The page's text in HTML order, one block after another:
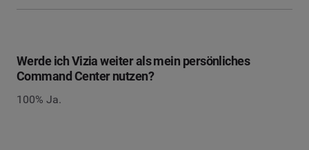
Werde ich Vizia weiter als mein persönliches
Command Center nutzen?
100% Ja.